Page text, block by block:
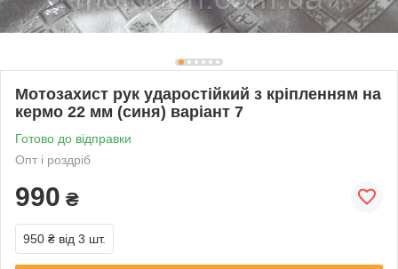
Мотозахист рук ударостійкий з кріпленням на
кермо 22 мм (синя) варіант 7
Готово до відправки
Опт і роздріб
990 ₴
950 ₴ від 3 шт.